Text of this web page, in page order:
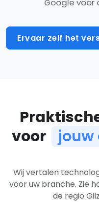
Google voor
Ervaar zelf het
voor
jouw
Oplossingen
Wij vertalen
voor uw branche. Zie
de regio